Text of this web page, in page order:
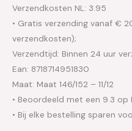
Verzendkosten NL: 3.95
• Gratis verzending vanaf €
verzendkosten);
Verzendtijd: Binnen 24 uur
Ean: 8718714951830
Maat: Maat 146/152 – 11/12
• Beoordeeld met een 9.3 op
• Bij elke bestelling sparen